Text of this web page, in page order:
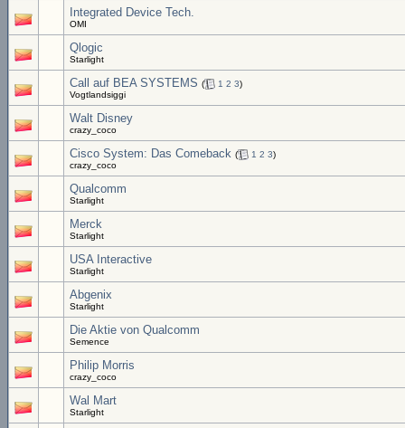
Integrated Device Tech.
OMI
Qlogic
Starlight
Call auf BEA SYSTEMS ( 1 2 3)
Vogtlandsiggi
Walt Disney
crazy_coco
Cisco System: Das Comeback ( 1 2 3)
crazy_coco
Qualcomm
Starlight
Merck
Starlight
USA Interactive
Starlight
Abgenix
Starlight
Die Aktie von Qualcomm
Semence
Philip Morris
crazy_coco
Wal Mart
Starlight